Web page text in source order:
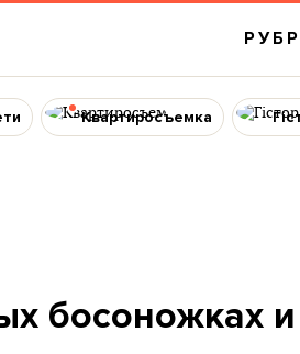
Квартиросъемка
босоножках и